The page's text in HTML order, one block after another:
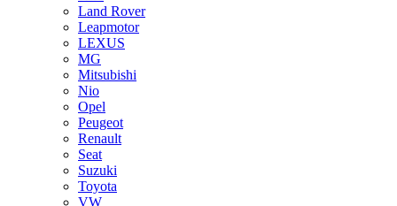
Land Rover
Leapmotor
LEXUS
MG
Mitsubishi
Nio
Opel
Peugeot
Renault
Seat
Suzuki
Toyota
VW